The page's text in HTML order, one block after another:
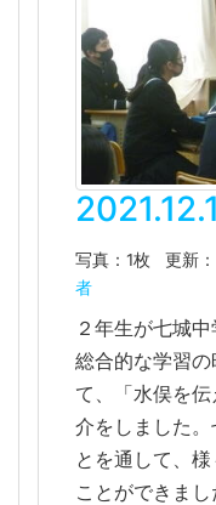
写真：1枚 更新
者
２年生が七城
総合的な学習
て、「水俣を
介をしました
とを通して、
ことができま